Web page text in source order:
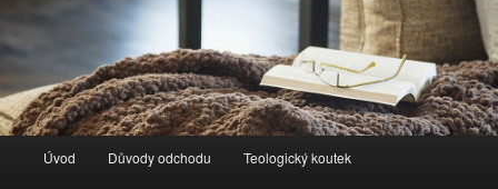
Hlavní navigační menu
Přejít k hlavnímu obsahu webu
Úvod Důvody odchodu Teologický koutek